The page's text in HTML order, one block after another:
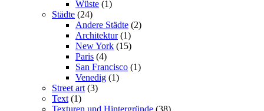
Wüste (1)
Städte (24)
Andere Städte (2)
Architektur (1)
New York (15)
Paris (4)
San Francisco (1)
Venedig (1)
Street art (3)
Text (1)